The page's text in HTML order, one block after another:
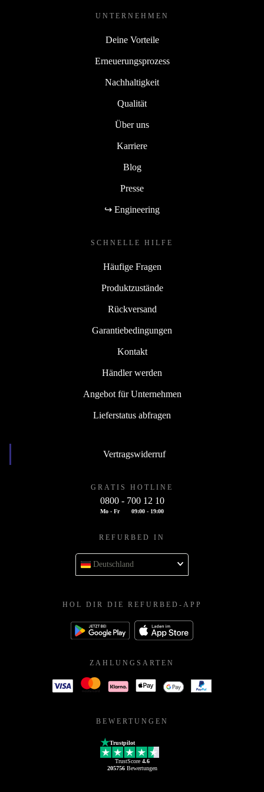
UNTERNEHMEN
Deine Vorteile
Erneuerungsprozess
Nachhaltigkeit
Qualität
Über uns
Karriere
Blog
Presse
↪ Engineering
SCHNELLE HILFE
Häufige Fragen
Produktzustände
Rückversand
Garantiebedingungen
Kontakt
Händler werden
Angebot für Unternehmen
Lieferstatus abfragen
Vertragswiderruf
GRATIS HOTLINE
0800 - 700 12 10
Mo - Fr 09:00 - 19:00
REFURBED IN
Deutschland
HOL DIR DIE REFURBED-APP
ZAHLUNGSARTEN
BEWERTUNGEN
Trustpilot
TrustScore 4.6
205756Bewertungen